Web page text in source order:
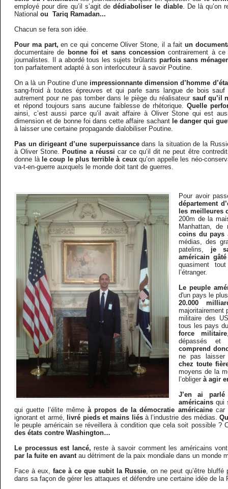
employé pour dire qu’il s’agit dedédiaboliser le diable. De là qu’on
Nationalou Tariq Ramadan...
Chacun se fera son idée.
Pour ma part, en ce qui concerne Oliver Stone, il a faitun
documentaire de bonne foi et sans concessioncontrairement à ce
journalistes. Il a abordé tous les sujets brûlants parfois sans
ton parfaitement adapté à son interlocuteur à savoir Poutine.
On a là un Poutine d’uneimpressionnante dimension d’homme
sang-froid à toutes épreuves et qui parle sans langue de bois
autrement pour ne pas tomber dans le piège du réalisateur sauf qu’il
et répond toujours sans aucune faiblesse de rhétorique.
Quelle
ainsi, c’est aussi parce qu’il avait affaire à Oliver Stone qui est
dimension et de bonne foi dans cette affaire sachantle danger qui
à laisser une certaine propagande dialobiliser Poutine.
Pas un dirigeant d’une superpuissancedans la situation de la
à Oliver Stone.
Poutine a réussi car ce qu’il dit ne peut être
donne là le coup le plus terrible à ceuxqu’on appelle les néo-
va-t-en-guerre auxquels le monde doit tant de guerres.
Pour avoir
département
les meilleures
200m de la
Manhattan,
coins du pays
médias, des
patelins, je
américain
quasiment
l’étranger.
Le peuple
d'un pays le
20.000
majoritairement
militaire des
tous les pays
force militaire
dépassés
comprend
ne pas laisser
chez toute
moyens de la
l’obligerà agir
J’en ai parlé
américains qui
qui guette l’élite mêmeà propos de la démocratie américaine car
ignorant et armé,
livré pieds et mains liés à l’industrie des médias.
le peuple américain se réveillera à condition que cela soit possible ?
des états contre Washington…
Le processus est lancé, reste à savoir comment les américains
par la fuite en avant au détriment de la paix mondiale dans un monde
Face à eux,face à ce que subit la Russie , on ne peut qu’être
dans sa façon de gérer les attaques et défendre une certaine idée de la